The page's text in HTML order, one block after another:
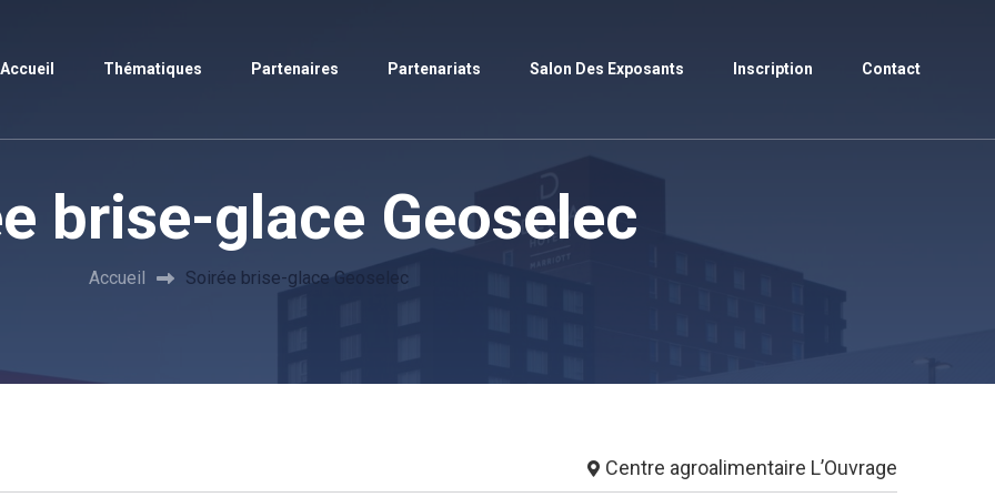
Accueil Thématiques Partenaires Partenariats Salon Des Exposants Inscription Contact
brise-glace Geoselec
Accueil Soirée brise-glace Geoselec
Centre agroalimentaire L’Ouvrage